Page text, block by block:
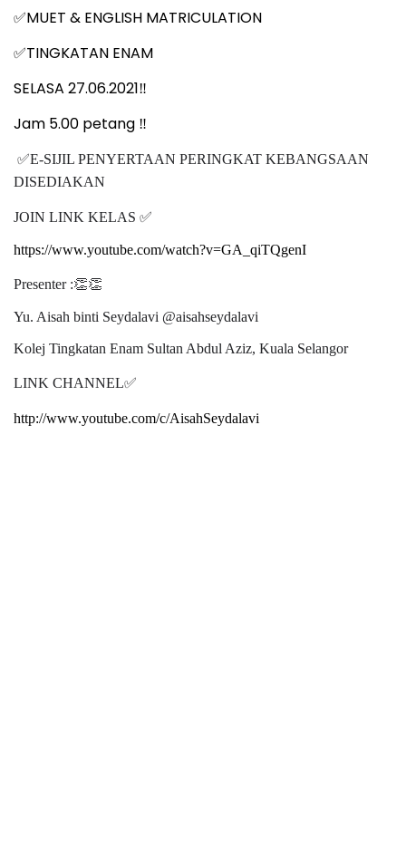
✅MUET & ENGLISH MATRICULATION
✅TINGKATAN ENAM
SELASA 27.06.2021‼️
Jam 5.00 petang ‼️
✅E-SIJIL PENYERTAAN PERINGKAT KEBANGSAAN
DISEDIAKAN
JOIN LINK KELAS ✅
https://www.youtube.com/watch?v=GA_qiTQgenI
Presenter :👏👏
Yu. Aisah binti Seydalavi @aisahseydalavi
Kolej Tingkatan Enam Sultan Abdul Aziz, Kuala Selangor
LINK CHANNEL✅
http://www.youtube.com/c/AisahSeydalavi